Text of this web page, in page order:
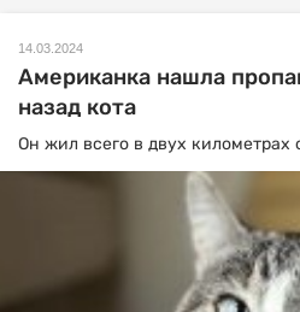
14.03.2024
Американка нашла
назад кота
Он жил всего в двух километрах